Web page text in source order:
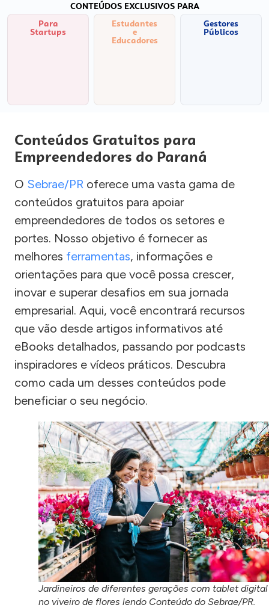
CONTEÚDOS EXCLUSIVOS PARA
Para
Startups
Estudantes
e
Educadores
Gestores
Públicos
Conteúdos Gratuitos para
Empreendedores do Paraná
O Sebrae/PR oferece uma vasta gama de
conteúdos gratuitos para apoiar
empreendedores de todos os setores e
portes. Nosso objetivo é fornecer as
melhores ferramentas, informações e
orientações para que você possa crescer,
inovar e superar desafios em sua jornada
empresarial. Aqui, você encontrará recursos
que vão desde artigos informativos até
eBooks detalhados, passando por podcasts
inspiradores e vídeos práticos. Descubra
como cada um desses conteúdos pode
beneficiar o seu negócio.
Jardineiros de diferentes gerações com tablet digital
no viveiro de flores lendo Conteúdo do Sebrae/PR.